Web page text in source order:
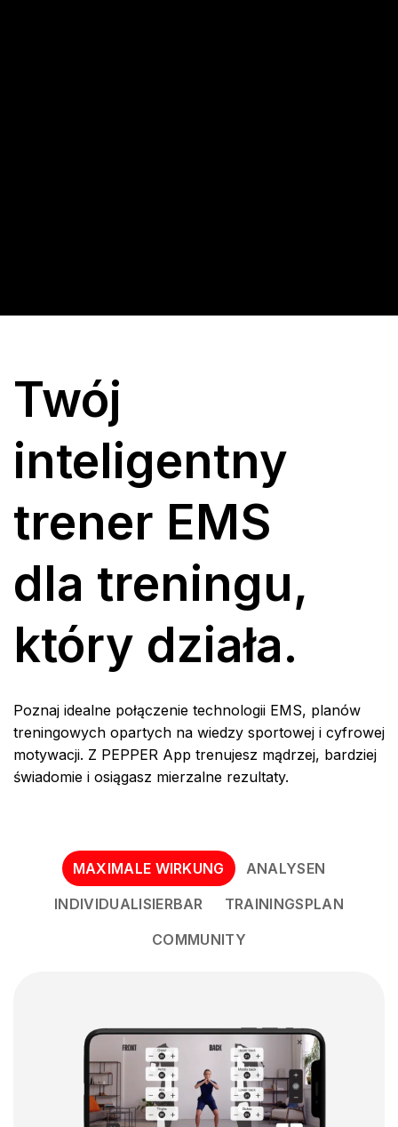
Twój
inteligentny
trener EMS
dla treningu,
który działa.
Poznaj idealne połączenie technologii EMS, planów
treningowych opartych na wiedzy sportowej i cyfrowej
motywacji. Z PEPPER App trenujesz mądrzej, bardziej
świadomie i osiągasz mierzalne rezultaty.
MAXIMALE WIRKUNG
ANALYSEN
INDIVIDUALISIERBAR
TRAININGSPLAN
COMMUNITY